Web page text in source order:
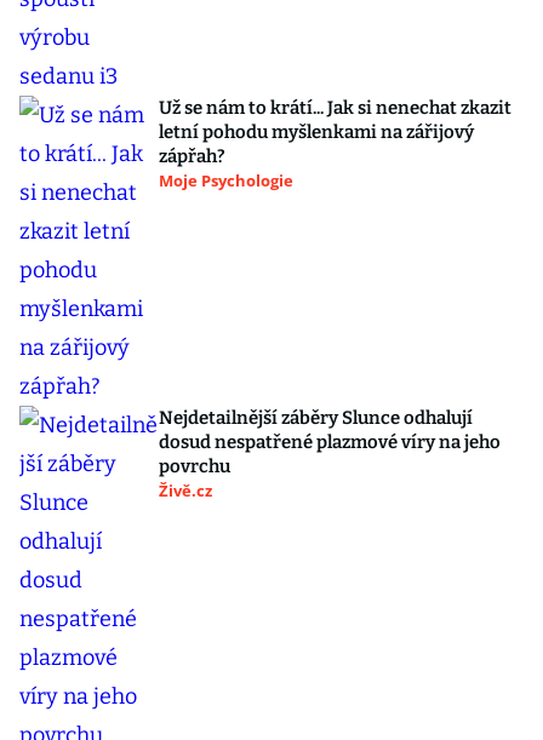
Už se nám to krátí... Jak si nenechat zkazit
letní pohodu myšlenkami na zářijový
zápřah?
Moje Psychologie
Nejdetailnější záběry Slunce odhalují
dosud nespatřené plazmové víry na jeho
povrchu
Živě.cz